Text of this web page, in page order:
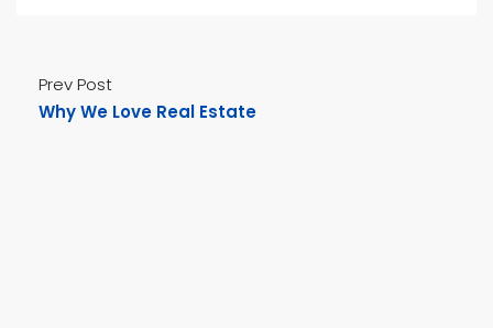
Prev Post
Why We Love Real Estate